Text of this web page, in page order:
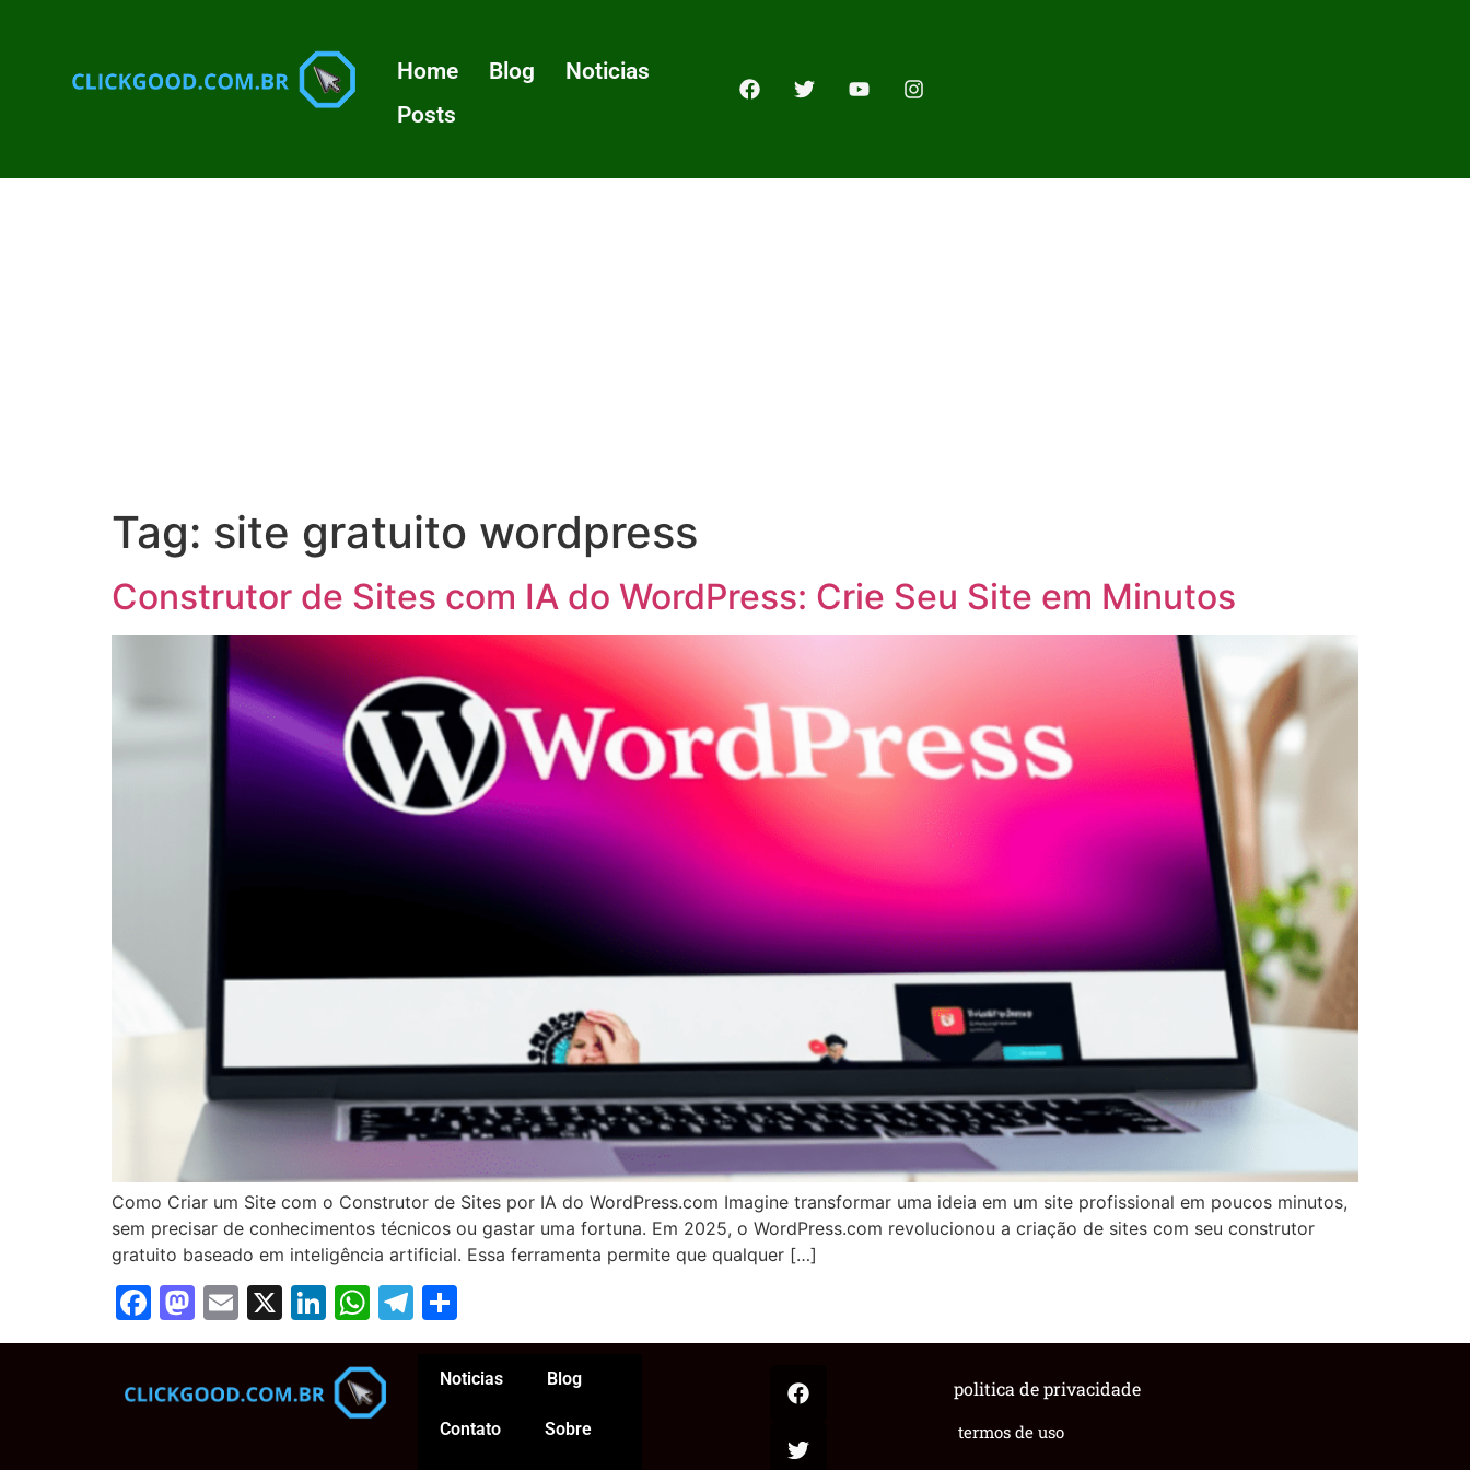
Home Blog
Noticias
Posts
Tag: site gratuito wordpress
Construtor de Sites com IA do WordPress: Crie Seu Site em Minutos
Como Criar um Site com o Construtor de Sites por IA do WordPress.com Imagine transformar uma ideia em um site profissional em poucos minutos,
sem precisar de conhecimentos técnicos ou gastar uma fortuna. Em 2025, o WordPress.com revolucionou a criação de sites com seu construtor
gratuito baseado em inteligência artificial. Essa ferramenta permite que qualquer […]
Facebook
Mastodon
Email
X LinkedIn
WhatsApp
Telegram
Noticias Blog
Contato Sobre termos de uso
politica de privacidade